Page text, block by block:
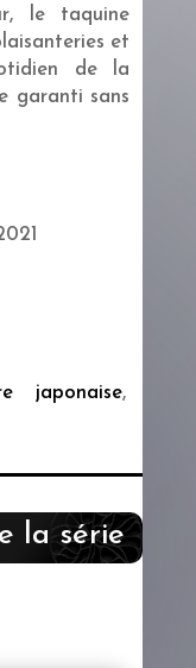
le taquine
et
de la
garanti sans
japonaise,
la série